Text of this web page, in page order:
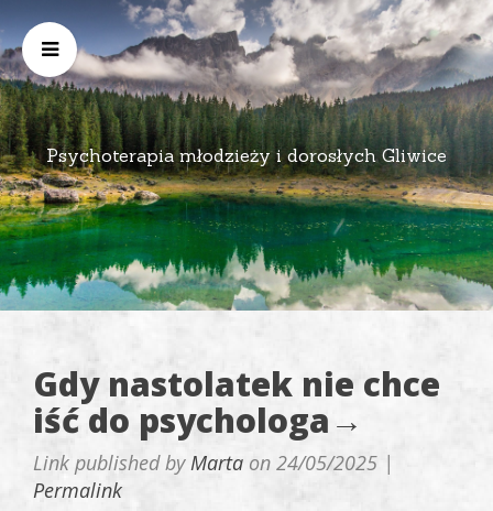
Psychoterapia młodzieży i dorosłych Gliwice
Gdy nastolatek nie chce
iść do psychologa→
Link published byMarta on 24/05/2025 |
Permalink